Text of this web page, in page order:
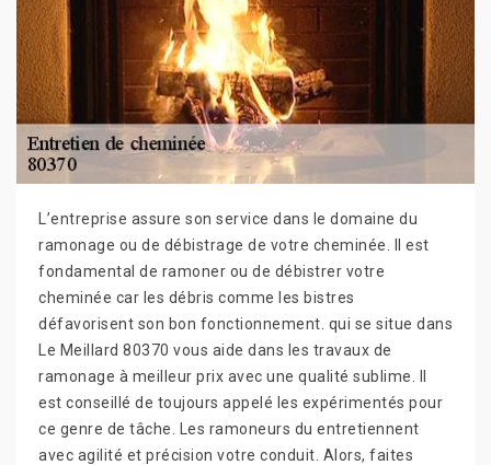
L’entreprise assure son service dans le domaine du
ramonage ou de débistrage de votre cheminée. Il est
fondamental de ramoner ou de débistrer votre
cheminée car les débris comme les bistres
défavorisent son bon fonctionnement. qui se situe dans
Le Meillard 80370 vous aide dans les travaux de
ramonage à meilleur prix avec une qualité sublime. Il
est conseillé de toujours appelé les expérimentés pour
ce genre de tâche. Les ramoneurs du entretiennent
avec agilité et précision votre conduit. Alors, faites